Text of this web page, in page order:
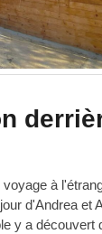
à
d'Andrea et
y a découvert